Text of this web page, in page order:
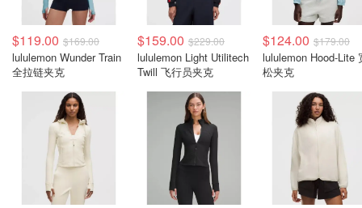
$119.00 $169.00
lululemon Wunder Train
全拉链夹克
$159.00 $229.00
lululemon Light Utilitech
Twill 飞行员夹克
$124.00 $179.00
lululemon Hood-Lite
松夹克